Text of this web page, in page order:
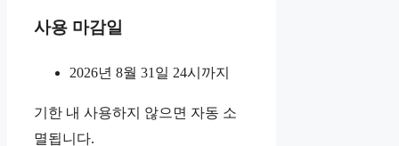
사용 마감일
2026년 8월 31일 24시까지
기한 내 사용하지 않으면 자동 소
멸됩니다.